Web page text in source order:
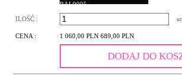
RAL9005
ILOŚĆ :
CENA : 1 060,00 PLN 689,00 PLN
DODAJ DO